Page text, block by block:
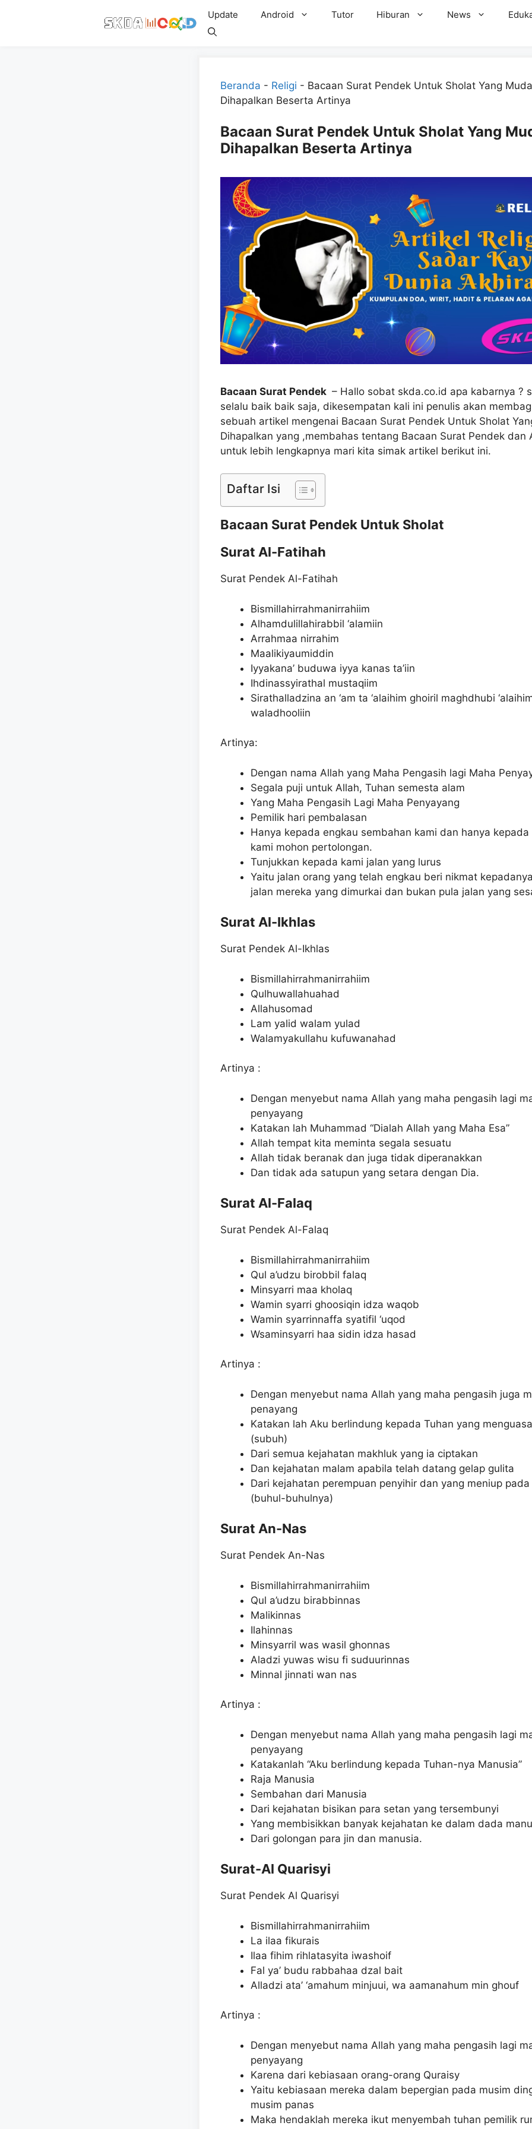
Update Android Tutor Hiburan News
Beranda - Religi - Bacaan Surat Pendek Untuk Sholat Yang
Dihapalkan Beserta Artinya
Bacaan Surat Pendek Untuk Sholat Yang
Dihapalkan Beserta Artinya
Bacaan Surat Pendek – Hallo sobat skda.co.id apa kabarnya ?
selalu baik baik saja, dikesempatan kali ini penulis akan
sebuah artikel mengenai Bacaan Surat Pendek Untuk Sholat
Dihapalkan yang ,membahas tentang Bacaan Surat Pendek dan
untuk lebih lengkapnya mari kita simak artikel berikut ini.
Daftar Isi
Bacaan Surat Pendek Untuk Sholat
Surat Al-Fatihah
Surat Pendek Al-Fatihah
Bismillahirrahmanirrahiim
Alhamdulillahirabbil ‘alamiin
Arrahmaa nirrahim
Maalikiyaumiddin
Iyyakana’ buduwa iyya kanas ta’iin
Ihdinassyirathal mustaqiim
Sirathalladzina an ‘am ta ‘alaihim ghoiril maghdhubi
waladhooliin
Artinya:
Dengan nama Allah yang Maha Pengasih lagi Maha
Segala puji untuk Allah, Tuhan semesta alam
Yang Maha Pengasih Lagi Maha Penyayang
Pemilik hari pembalasan
Hanya kepada engkau sembahan kami dan hanya kepada
kami mohon pertolongan.
Tunjukkan kepada kami jalan yang lurus
Yaitu jalan orang yang telah engkau beri nikmat
jalan mereka yang dimurkai dan bukan pula jalan yang
Surat Al-Ikhlas
Surat Pendek Al-Ikhlas
Bismillahirrahmanirrahiim
Qulhuwallahuahad
Allahusomad
Lam yalid walam yulad
Walamyakullahu kufuwanahad
Artinya :
Dengan menyebut nama Allah yang maha pengasih lagi
penyayang
Katakan lah Muhammad “Dialah Allah yang Maha Esa”
Allah tempat kita meminta segala sesuatu
Allah tidak beranak dan juga tidak diperanakkan
Dan tidak ada satupun yang setara dengan Dia.
Surat Al-Falaq
Surat Pendek Al-Falaq
Bismillahirrahmanirrahiim
Qul a’udzu birobbil falaq
Minsyarri maa kholaq
Wamin syarri ghoosiqin idza waqob
Wamin syarrinnaffa syatifil ‘uqod
Wsaminsyarri haa sidin idza hasad
Artinya :
Dengan menyebut nama Allah yang maha pengasih juga
penayang
Katakan lah Aku berlindung kepada Tuhan yang
(subuh)
Dari semua kejahatan makhluk yang ia ciptakan
Dan kejahatan malam apabila telah datang gelap gulita
Dari kejahatan perempuan penyihir dan yang meniup
(buhul-buhulnya)
Surat An-Nas
Surat Pendek An-Nas
Bismillahirrahmanirrahiim
Qul a’udzu birabbinnas
Malikinnas
Ilahinnas
Minsyarril was wasil ghonnas
Aladzi yuwas wisu fi suduurinnas
Minnal jinnati wan nas
Artinya :
Dengan menyebut nama Allah yang maha pengasih lagi
penyayang
Katakanlah “Aku berlindung kepada Tuhan-nya Manusia”
Raja Manusia
Sembahan dari Manusia
Dari kejahatan bisikan para setan yang tersembunyi
Yang membisikkan banyak kejahatan ke dalam dada
Dari golongan para jin dan manusia.
Surat-Al Quarisyi
Surat Pendek Al Quarisyi
Bismillahirrahmanirrahiim
La ilaa fikurais
Ilaa fihim rihlatasyita iwashoif
Fal ya’ budu rabbahaa dzal bait
Alladzi ata’ ‘amahum minjuui, wa aamanahum min ghouf
Artinya :
Dengan menyebut nama Allah yang maha pengasih lagi
penyayang
Karena dari kebiasaan orang-orang Quraisy
Yaitu kebiasaan mereka dalam bepergian pada musim
musim panas
Maka hendaklah mereka ikut menyembah tuhan pemilik